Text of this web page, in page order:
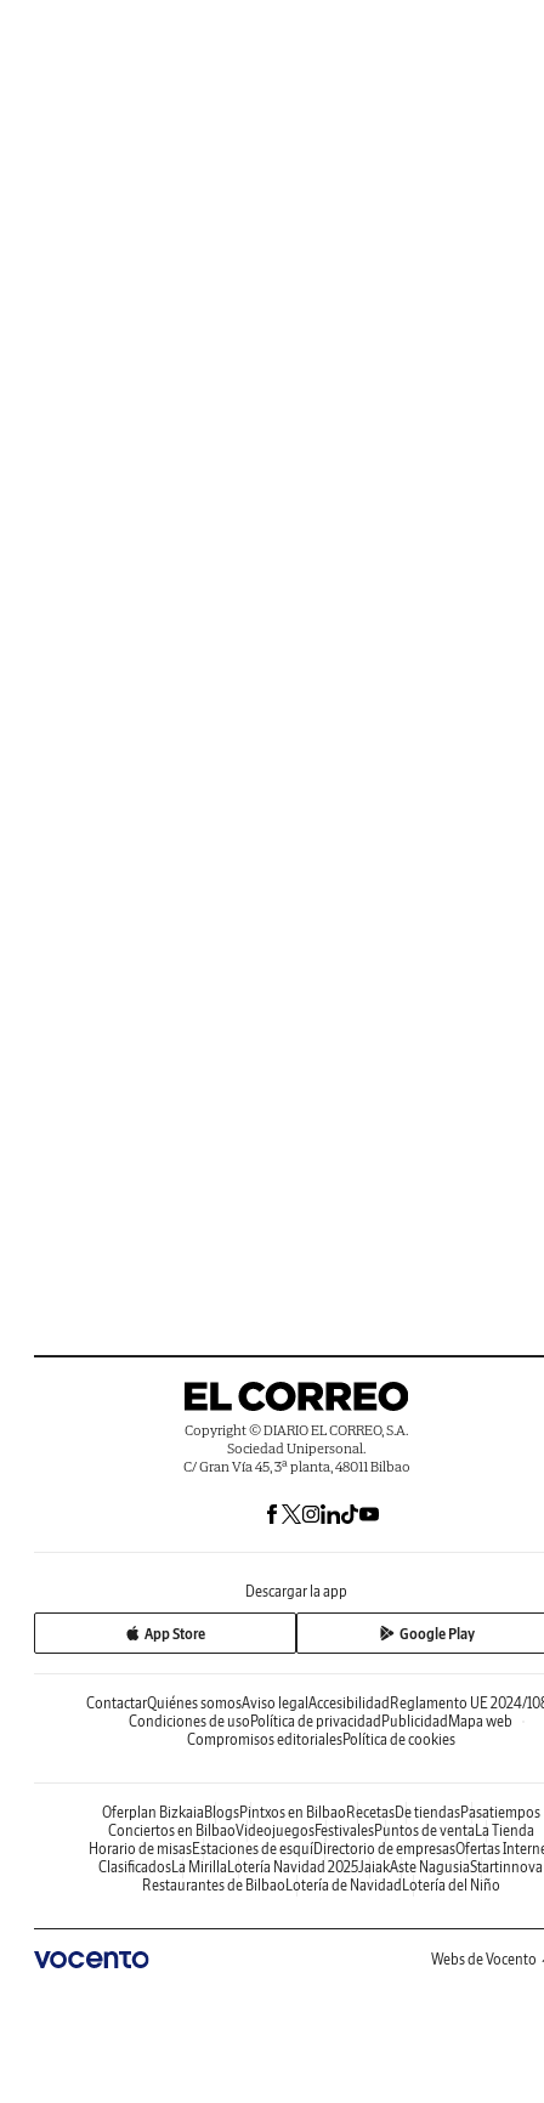
Copyright © DIARIO EL CORREO, S.A.
Sociedad Unipersonal.
C/ Gran Vía 45, 3ª planta, 48011 Bilbao
Descargar la app
App Store Google Play
ContactarQuiénes somosAviso legal Accesibilidad Reglamento UE 2024/
Condiciones de uso Política de privacidad Publicidad Mapa web
Compromisos editorialesPolítica de cookies
Oferplan Bizkaia BlogsPintxos en Bilbao RecetasDe tiendasPasatiempos
Conciertos en BilbaoVideojuegosFestivalesPuntos de venta La Tienda
Horario de misasEstaciones de esquíDirectorio de empresasOfertas
ClasificadosLa Mirilla Lotería Navidad 2025JaiakAste NagusiaStartinnova
Restaurantes de Bilbao Lotería de Navidad Lotería del Niño
Webs de Vocento